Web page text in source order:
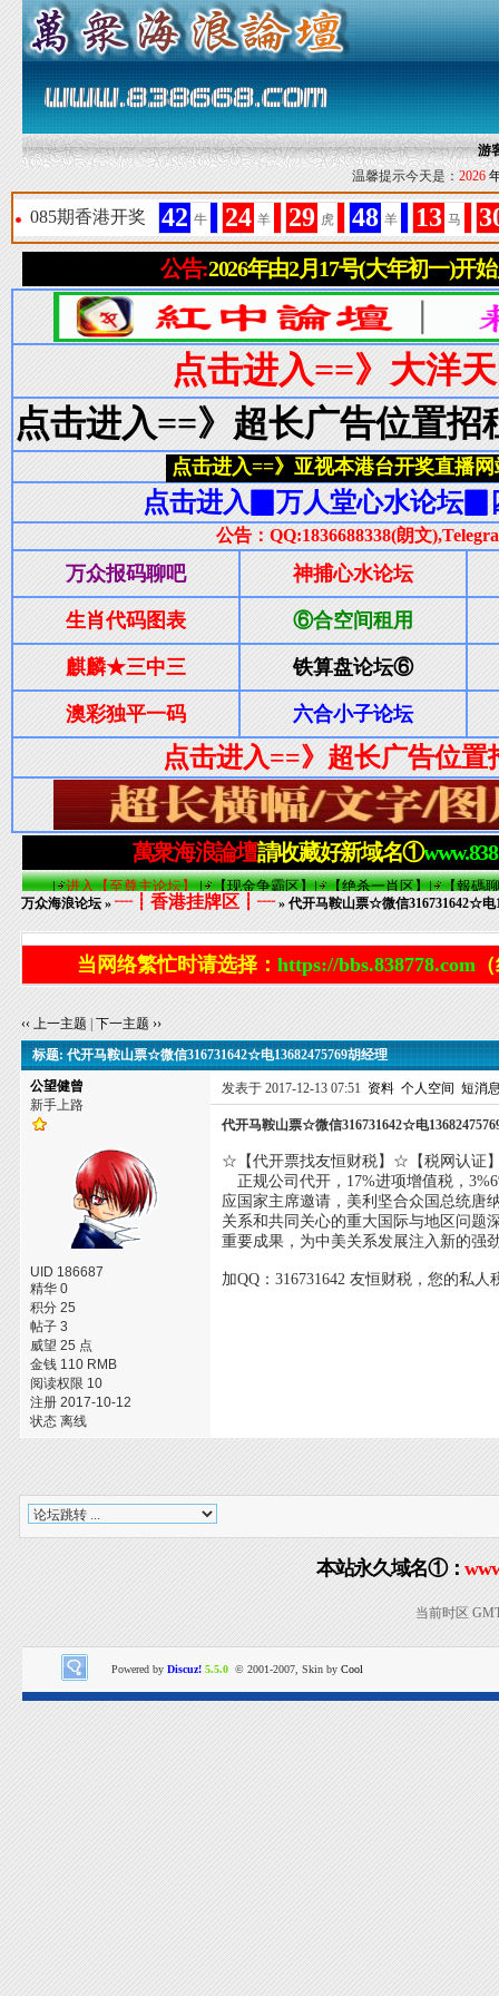
游
温馨提示今天是： 2026
万众海浪论坛 »┈┋香港挂牌区┋┈» 代开马鞍山票☆微信316731642☆电
当网络繁忙时请选择： https://bbs.838778.com
‹‹ 上一主题 |下一主题 ››
标题: 代开马鞍山票☆微信316731642☆电13682475769胡经理
公望健曾
新手上路
UID 186687
精华 0
积分 25
帖子 3
威望 25 点
金钱 110 RMB
阅读权限 10
注册 2017-10-12
状态 离线
发表于 2017-12-13 07:51 资料 个人空间 短消
代开马鞍山票☆微信316731642☆电
☆【代开票找友恒财税】☆【税网认证
正规公司代开，17%进项增值税，
应国家主席邀请，美利坚合众国总统唐
关系和共同关心的重大国际与地区问题
重要成果，为中美关系发展注入新的强
加QQ：316731642 友恒财税，您的私人
本站永久域名①：
当前时区
Powered by Discuz! 5.5.0 © 2001-2007, Skin by Cool